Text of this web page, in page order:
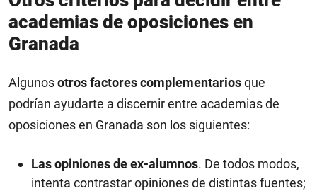
academias de oposiciones en
Granada
Algunosotros factores complementariosque
podrían ayudarte a discernir entre academias de
oposiciones en Granada son los siguientes:
Las opiniones de ex-alumnos. De todos modos,
intenta contrastar opiniones de distintas fuentes;